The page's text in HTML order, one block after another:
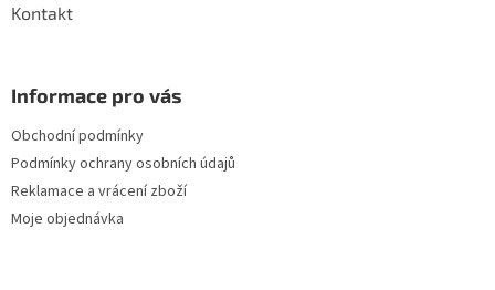
Kontakt
Informace pro vás
Obchodní podmínky
Podmínky ochrany osobních údajů
Reklamace a vrácení zboží
Moje objednávka